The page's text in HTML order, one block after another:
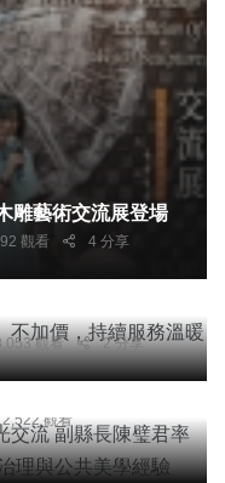
雕藝術交流展登場
觀看 4 分享
、不加價，持續服
觀看 2 分享
光交流 副縣長陳璧
鏡城市治理與公共
觀看
閱讀磐石獎得獎